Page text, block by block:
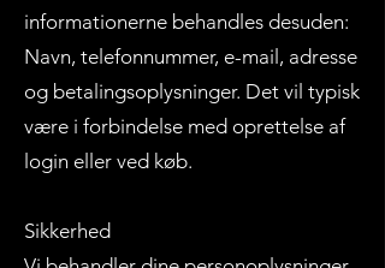
informationerne behandles desuden:
Navn, telefonnummer, e-mail, adresse
og betalingsoplysninger. Det vil typisk
være i forbindelse med oprettelse af
login eller ved køb.
Sikkerhed